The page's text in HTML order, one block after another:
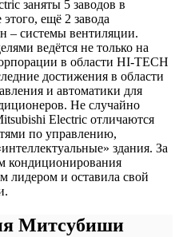
заняты 5 заводов в
ещё 2 завода
– системы вентиляции.
ведётся не только на
в области HI-TECH
достижения в области
и автоматики для
Не случайно
Electric отличаются
по управлению,
здания. За
кондиционирования
лидером и оставила свой
Митсубиши